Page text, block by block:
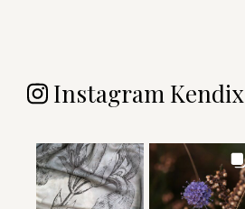
Instagram Kendix